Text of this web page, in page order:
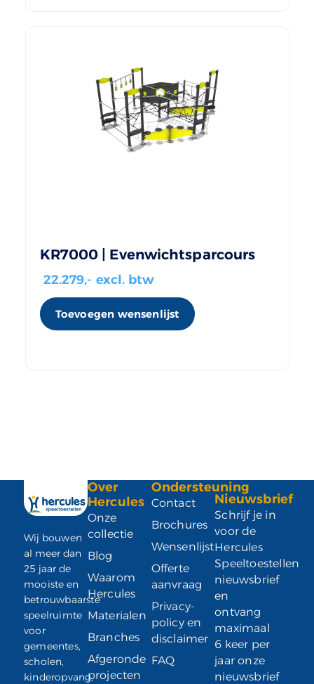
KR7000 | Evenwichtsparcours
22.279,- excl. btw
Toevoegen wensenlijst
Wij bouwen
al meer dan
25 jaar de
mooiste en
betrouwbaarste
speelruimte
voor
gemeentes,
scholen,
kinderopvang,
Over
Hercules
Onze
collectie
Blog
Waarom
Hercules
Materialen
Branches
Afgeronde
projecten
Ondersteuning
Contact
Brochures
Wensenlijst
Offerte
aanvraag
Privacy-
policy en
disclaimer
FAQ
Nieuwsbrief
Schrijf je in
voor de
Hercules
Speeltoestellen
nieuwsbrief
en
ontvang
maximaal
6 keer per
jaar onze
nieuwsbrief